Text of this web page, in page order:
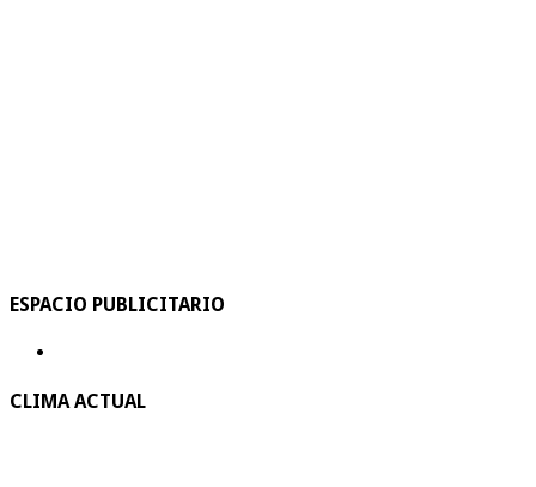
ESPACIO PUBLICITARIO
CLIMA ACTUAL